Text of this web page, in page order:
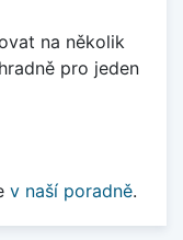
na několik
pro jeden
v naší poradně.